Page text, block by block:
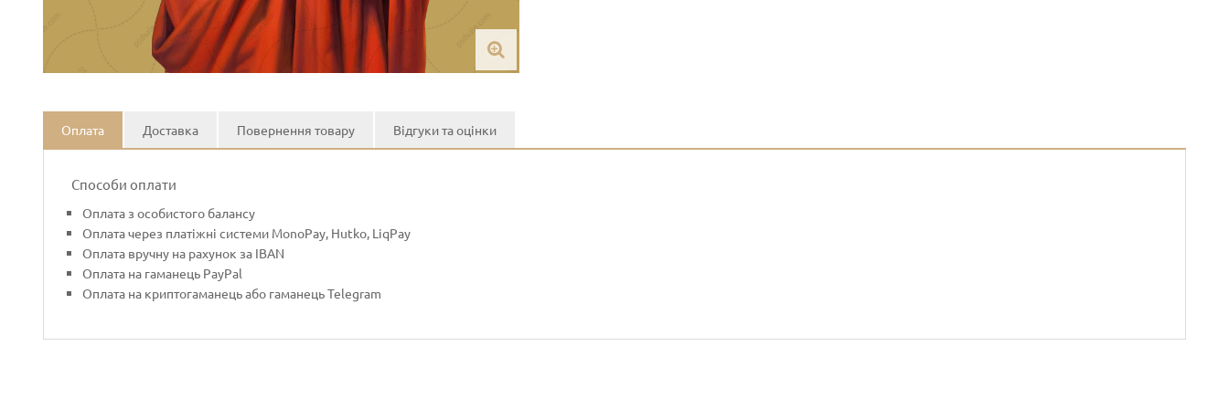
Оплата Доставка Повернення товару Відгуки та оцінки
Способи оплати
Оплата з особистого балансу
Оплата через платіжні системи MonoPay, Hutko, LiqPay
Оплата вручну на рахунок за IBAN
Оплата на гаманець PayPal
Оплата на криптогаманець або гаманець Telegram